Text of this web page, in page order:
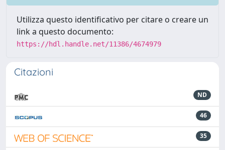
Utilizza questo identificativo per citare o creare un
link a questo documento:
https://hdl.handle.net/11386/4674979
Citazioni
ND
46
35